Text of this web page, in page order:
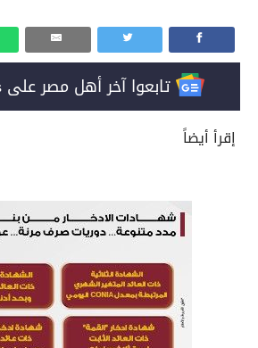
تابعوا آخر أهل مصر على Google News
إقرأ أيضاً